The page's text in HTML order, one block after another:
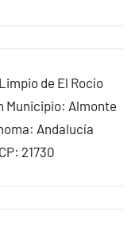
de El Rocío
Municipio: Almonte
Andalucía
21730